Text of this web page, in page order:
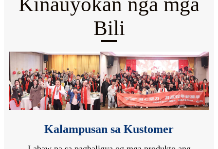
Bili
Kalampusan sa Kustomer